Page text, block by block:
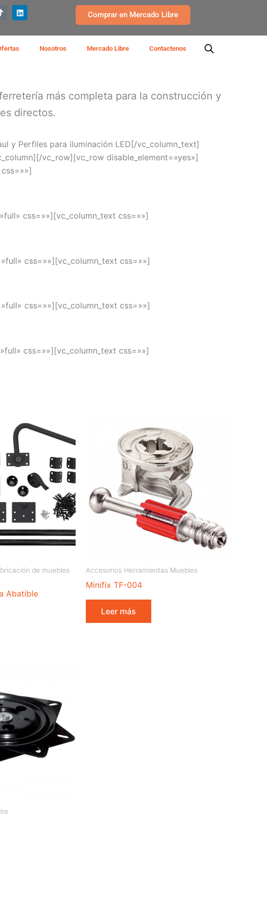
T L
i
n
e
Comprar en Mercado Libre
Nosotros Mercado Libre Contactenos
más completa para la construcción y
directos.
y Perfiles para iluminación LED[/vc_column_text]
vc_row][vc_row disable_element=»yes»]
css=»»][vc_column_text css=»»]
css=»»][vc_column_text css=»»]
css=»»][vc_column_text css=»»]
css=»»][vc_column_text css=»»]
de muebles
Abatible
Accesorios Herramientas Muebles
Minifix TF-004
Leer más